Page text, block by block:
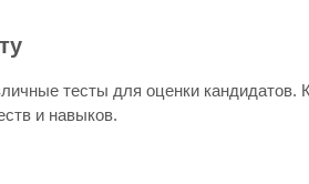
тесты для оценки кандидатов.
и навыков.